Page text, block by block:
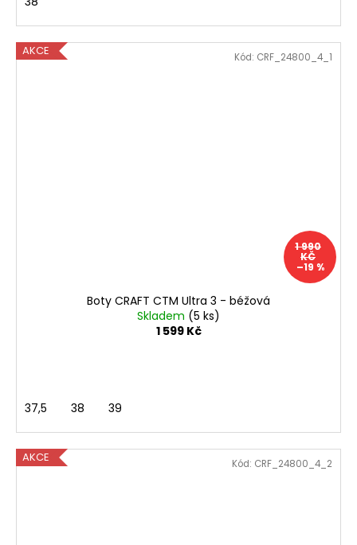
AKCE
1 990
KČ
–19 %
Boty CRAFT CTM Ultra 3 - béžová
Skladem (5 ks)
1 599 Kč
37,5 38 39
Kód: CRF_24800_4_1
AKCE Kód: CRF_24800_4_2